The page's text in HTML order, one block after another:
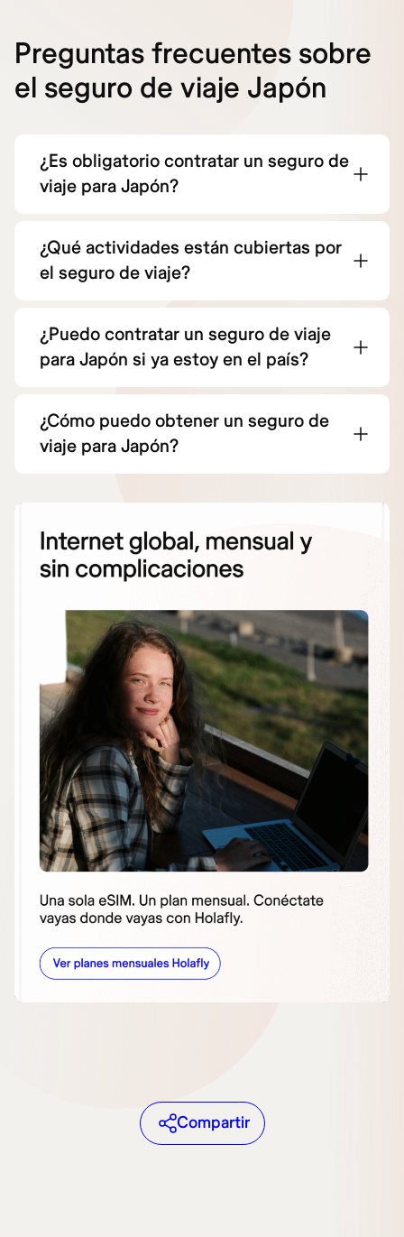
Preguntas frecuentes sobre
el seguro de viaje Japón
¿Es obligatorio contratar un seguro de
viaje para Japón?
¿Qué actividades están cubiertas por
el seguro de viaje?
¿Puedo contratar un seguro de viaje
para Japón si ya estoy en el país?
¿Cómo puedo obtener un seguro de
viaje para Japón?
Compartir